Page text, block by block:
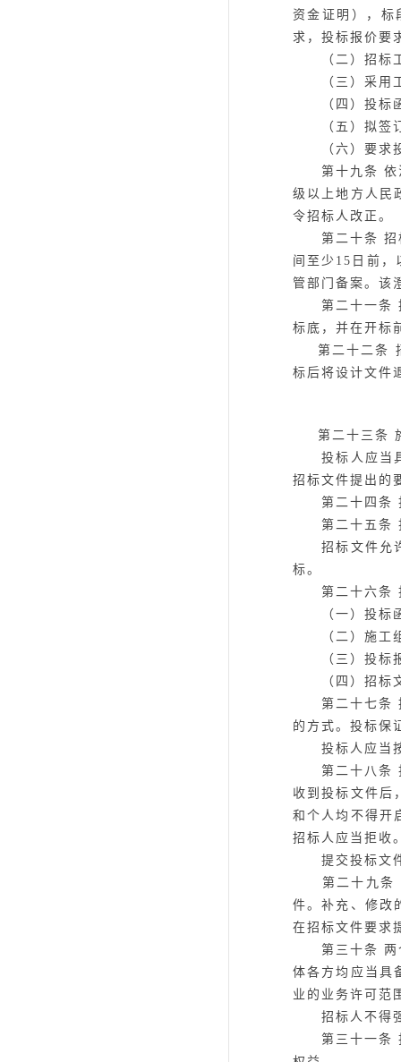
资金证明），标
求，投标报价要
（二）招标工
（三）采用工
（四）投标函
（五）拟签订
（六）要求投
第十九条 依
级以上地方人民
令招标人改正。
第二十条 招
间至少15日前，
管部门备案。该
第二十一条
标底，并在开标
第二十二条
标后将设计文件
第二十三条
投标人应当具
招标文件提出的
第二十四条
第二十五条
招标文件允许
标。
第二十六条
（一）投标
（二）施工组
（三）投标
（四）招标文
第二十七条
的方式。投标保
投标人应当按
第二十八条
收到投标文件后
和个人均不得开
招标人应当拒收
提交投标文件
第二十九条
件。补充、修改
在招标文件要求
第三十条
体各方均应当具
业的业务许可范
招标人不得强
第三十一条